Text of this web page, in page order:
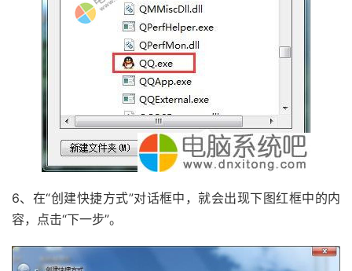
6、在“创建快捷方式”对话框中，就会出现下图红框中的内
容，点击“下一步”。